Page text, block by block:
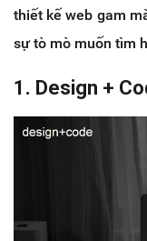
thiết kế web gam
sự tò mò muốn tìm
1. Design +